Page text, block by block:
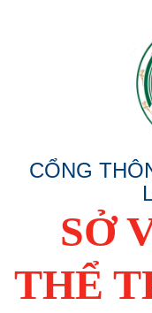
CỔNG
SỞ
THỂ